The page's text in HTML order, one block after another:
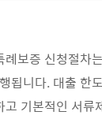
보증 신청절차
됩니다. 대출 한
기본적인 서류